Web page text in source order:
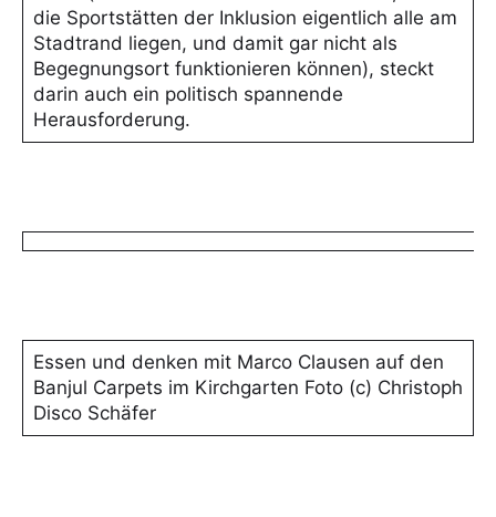
die Sportstätten der Inklusion eigentlich alle am
Stadtrand liegen, und damit gar nicht als
Begegnungsort funktionieren können), steckt
darin auch ein politisch spannende
Herausforderung.
Essen und denken mit Marco Clausen auf den
Banjul Carpets im Kirchgarten Foto (c) Christoph
Disco Schäfer